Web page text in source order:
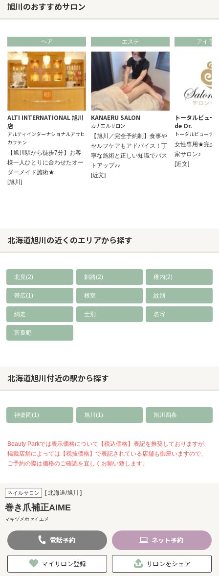
旭川のおすすめサロン
ヘア
ALTI INTERNATIONAL 旭川
店
アルティインターナショナルアサヒ
カワテン
【旭川駅から徒歩7分】お客
様一人ひとりに合わせたオー
ダーメイド施術★
[旭川]
エステ
KANAERU SALON
カナエルサロン
【旭川／完全予約制】食事や
セルフケアもアドバイス！丁
寧な施術と正しい知識でバス
トアップ♪♪
[近文]
アイラ
トータルビュ
de Or.
トータルビューテ
女性専用★完全
家サロン♪
[近文]
北海道旭川の近くのエリアから探す
北見(2) 釧路(2) 稚内(2)
帯広(1) 根室 紋別
網走 士別 名寄
富良野
北海道旭川付近の駅から探す
神楽岡(1) 旭川(1) 旭川四条
Beauty Parkでは表示価格について【税込価格】表記を推奨しておりますが、
掲載店舗によっては【税抜価格】で表記されている店舗も御座いますので、
ご予約の際は価格のご確認を宜しくお願い致します。
ネイルサロン [ 北海道/旭川 ]
巻き爪補正AIME
マキヅメホセイエメ
電話予約 ネット予約
マイサロン登録 サロンをシェア